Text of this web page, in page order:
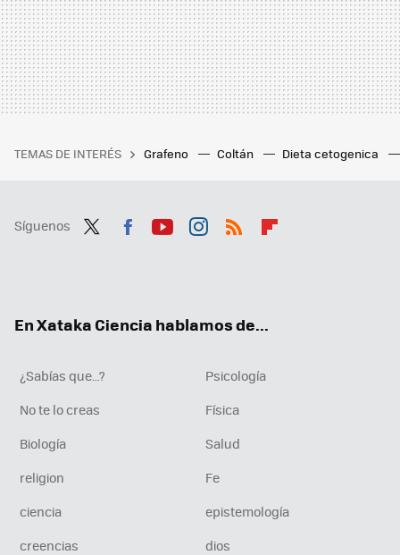
TEMAS DE INTERÉS Grafeno Coltán Dieta cetogenica
Síguenos
En Xataka Ciencia hablamos de...
¿Sabías que...?
Psicología
No te lo creas
Física
Biología
Salud
religion
Fe
ciencia
epistemología
creencias
dios